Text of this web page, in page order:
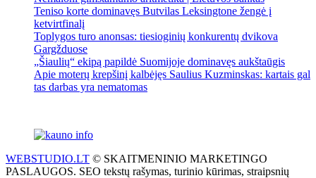
Teniso korte dominavęs Butvilas Leksingtone žengė į
ketvirtfinalį
Toplygos turo anonsas: tiesioginių konkurentų dvikova
Gargžduose
„Šiaulių“ ekipą papildė Suomijoje dominavęs aukštaūgis
Apie moterų krepšinį kalbėjęs Saulius Kuzminskas: kartais gal
tas darbas yra nematomas
WEBSTUDIO.LT © SKAITMENINIO MARKETINGO
PASLAUGOS. SEO tekstų rašymas, turinio kūrimas, straipsnių